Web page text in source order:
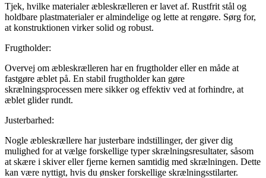
Tjek, hvilke materialer æbleskrælleren er lavet af. Rustfrit stål og
holdbare plastmaterialer er almindelige og lette at rengøre. Sørg for,
at konstruktionen virker solid og robust.
Frugtholder:
Overvej om æbleskrælleren har en frugtholder eller en måde at
fastgøre æblet på. En stabil frugtholder kan gøre
skrælningsprocessen mere sikker og effektiv ved at forhindre, at
æblet glider rundt.
Justerbarhed:
Nogle æbleskrællere har justerbare indstillinger, der giver dig
mulighed for at vælge forskellige typer skrælningsresultater, såsom
at skære i skiver eller fjerne kernen samtidig med skrælningen. Dette
kan være nyttigt, hvis du ønsker forskellige skrælningsstilarter.